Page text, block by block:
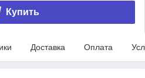
Купить
Доставка Оплата